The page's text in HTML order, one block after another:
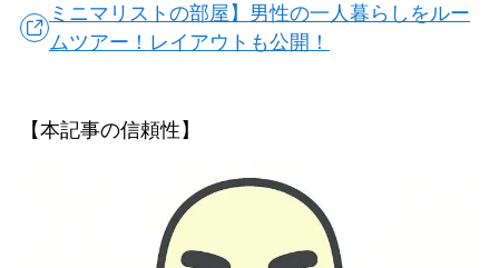
ミニマリストの部屋】男性の一人暮らしをルー
ムツアー！レイアウトも公開！
【本記事の信頼性】